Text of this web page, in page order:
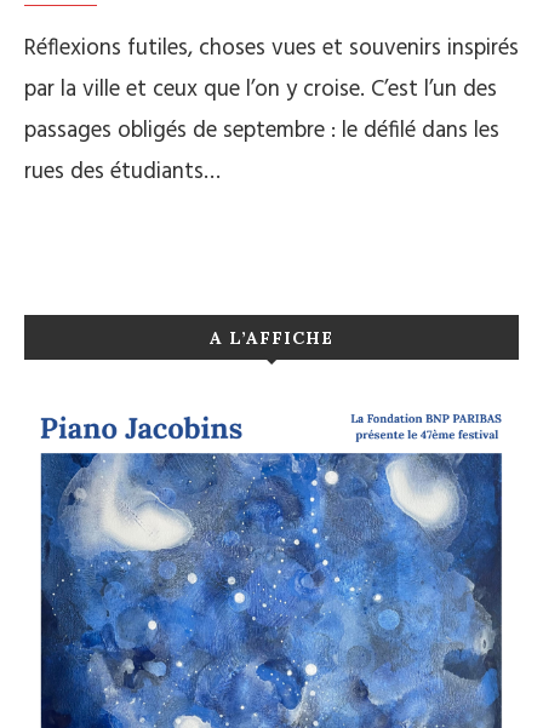
Réflexions futiles, choses vues et souvenirs inspirés
par la ville et ceux que l’on y croise. C’est l’un des
passages obligés de septembre : le défilé dans les
rues des étudiants…
A L’AFFICHE